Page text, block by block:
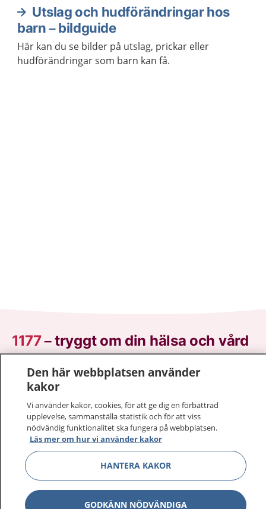
Utslag och hudförändringar hos
barn – bildguide
Här kan du se bilder på utslag, prickar eller
hudförändringar som barn kan få.
1177–tryggt om din hälsa och vård
På 1177.se får du råd om hälsa och information om
sjukdomar och vilka mottagningar du kan kontakta.
vårdärenden. Ring telefonnummer 1177 för
sjukvårdsrådgivning dygnet runt.
1177 ger dig råd när du vill må bättre.
Den här webbplatsen använder
kakor
Vi använder kakor, cookies, för att ge dig en förbättrad
upplevelse, sammanställa statistik och för att viss
nödvändig funktionalitet ska fungera på webbplatsen.
Läs mer om hur vi använder kakor
HANTERA KAKOR
GODKÄNN NÖDVÄNDIGA